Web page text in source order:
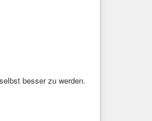
besser zu werden.